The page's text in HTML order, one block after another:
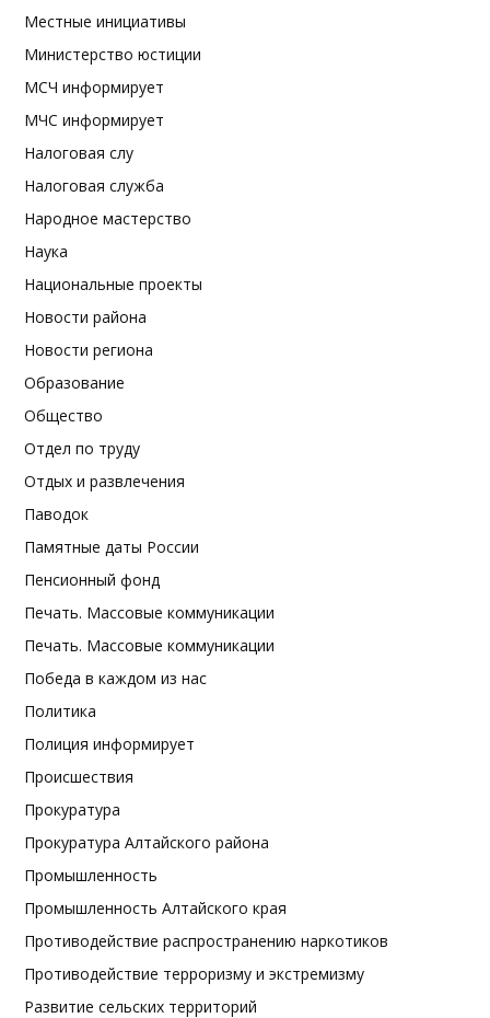
Местные инициативы
Министерство юстиции
МСЧ информирует
МЧС информирует
Налоговая слу
Налоговая служба
Народное мастерство
Наука
Национальные проекты
Новости района
Новости региона
Образование
Общество
Отдел по труду
Отдых и развлечения
Паводок
Памятные даты России
Пенсионный фонд
Печать. Массовые коммуникации
Печать. Массовые коммуникации
Победа в каждом из нас
Политика
Полиция информирует
Происшествия
Прокуратура
Прокуратура Алтайского района
Промышленность
Промышленность Алтайского края
Противодействие распространению наркотиков
Противодействие терроризму и экстремизму
Развитие сельских территорий